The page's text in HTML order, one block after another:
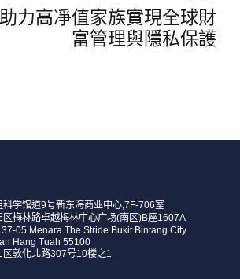
力高凈值家族實現全球財
富管理與隱私保護
科学馆道9号新东海商业中心,7F-706室
区梅林路卓越梅林中心广场(南区)B座1607A
05 Menara The Stride Bukit Bintang City
Hang Tuah 55100
敦化北路307号10楼之1